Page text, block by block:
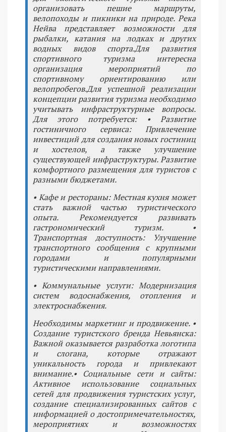
организовать пешие маршруты,
велопоходы и пикники на природе. Река
Нейва представляет возможности для
рыбалки, катания на лодках и других
водных видов спорта.Для развития
спортивного туризма интересна
организация мероприятий по
спортивному ориентированию или
велопробегов.Для успешной реализации
концепции развития туризма необходимо
учитывать инфраструктурные вопросы.
Для этого потребуется: • Развитие
гостиничного сервиса: Привлечение
инвестиций для создания новых гостиниц
и хостелов, а также улучшение
существующей инфраструктуры. Развитие
комфортного размещения для туристов с
разными бюджетами.
• Кафе и рестораны: Местная кухня может
стать важной частью туристического
опыта. Рекомендуется развивать
гастрономический туризм. •
Транспортная доступность: Улучшение
транспортного сообщения с крупными
городами и популярными
туристическими направлениями.
• Коммунальные услуги: Модернизация
систем водоснабжения, отопления и
электроснабжения.
Необходимы маркетинг и продвижение. •
Создание туристского бренда Невьянска:
Важной оказывается разработка логотипа
и слогана, которые отражают
уникальность города и привлекают
внимание.• Социальные сети и сайты:
Активное использование социальных
сетей для продвижения туристских услуг,
создание специализированных сайтов с
информацией о достопримечательностях,
мероприятиях и возможностях